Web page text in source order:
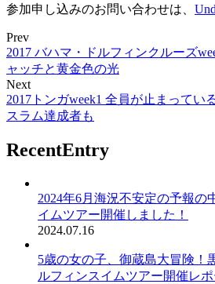
参加申し込みのお問い合わせは、
Prev
2017 バハマ・ドルフィンクルーズ
ャッチと黄金色の光
Next
2017トンガweek1 全員が止まってい
スラム達成者も
RecentEntry
2024年6月海況不安定の予報の
イムツアー開催しました！
2024.07.16
5歳の女の子、御蔵島大冒険！
ルフィンスイムツアー開催レポ